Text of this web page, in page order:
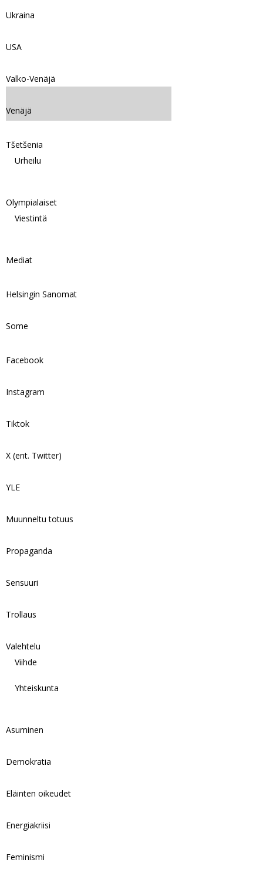
Ukraina
USA
Valko-Venäjä
Venäjä
Tšetšenia
Urheilu
Olympialaiset
Viestintä
Mediat
Helsingin Sanomat
Some
Facebook
Instagram
Tiktok
X (ent. Twitter)
YLE
Muunneltu totuus
Propaganda
Sensuuri
Trollaus
Valehtelu
Viihde
Yhteiskunta
Asuminen
Demokratia
Eläinten oikeudet
Energiakriisi
Feminismi